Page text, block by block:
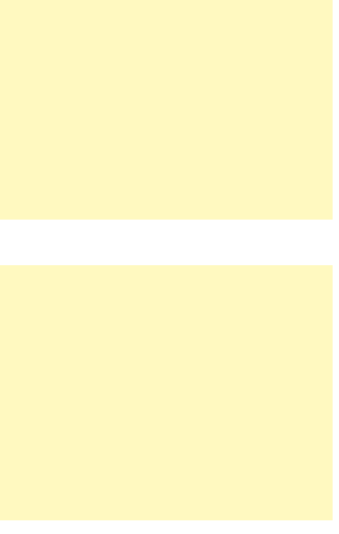
How to Become One, Salary, Skills